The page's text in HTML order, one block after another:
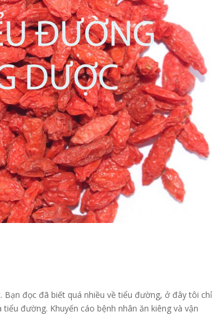
đọc đã biết quá nhiều về tiểu đường, ở đây tôi chỉ
đường. Khuyến cáo bệnh nhân ăn kiêng và vận